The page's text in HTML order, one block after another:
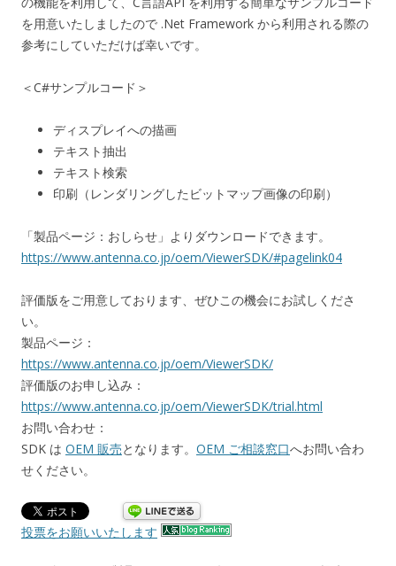
を用意いたしましたので .Net Framework から利用される際の
参考にしていただけば幸いです。
＜C#サンプルコード＞
ディスプレイへの描画
テキスト抽出
テキスト検索
印刷（レンダリングしたビットマップ画像の印刷）
「製品ページ：おしらせ」よりダウンロードできます。
https://www.antenna.co.jp/oem/ViewerSDK/#pagelink04
評価版をご用意しております、ぜひこの機会にお試しくださ
い。
製品ページ：
https://www.antenna.co.jp/oem/ViewerSDK/
評価版のお申し込み：
https://www.antenna.co.jp/oem/ViewerSDK/trial.html
お問い合わせ：
SDK は OEM 販売となります。 OEM ご相談窓口へお問い合わ
せください。
投票をお願いいたします